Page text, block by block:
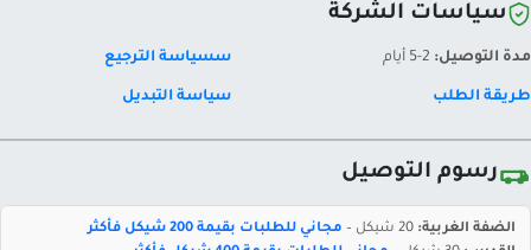
سياسات الشركة
مدة التوصيل: سسياسة الترجيع
طريقة الطلب سياسة التبديل
رسوم التوصيل
الضفة الغربية:
مجاني للطلبات بقيمة 200 شيكل فأكثر